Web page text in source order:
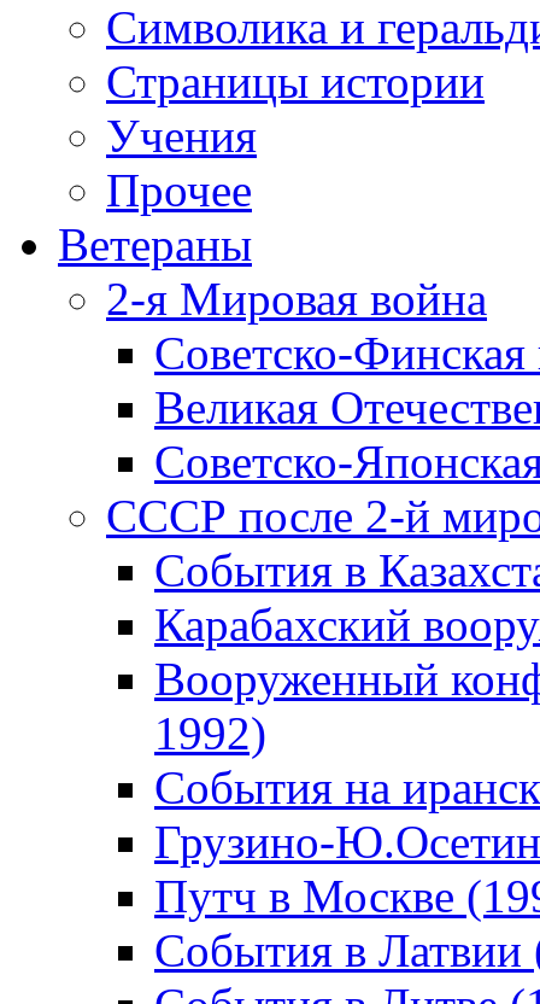
Символика и
Страницы истории
Учения
Прочее
Ветераны
2-я Мировая война
Советско-
Великая
Советско-
СССР после 2-й
События в
Карабахский
Вооруженный
1992)
События на
Грузино-
Путч в Москве
События в Латвии